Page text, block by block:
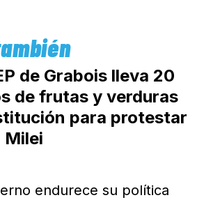
de Grabois lleva 20
de frutas y verduras
para protestar
endurece su política